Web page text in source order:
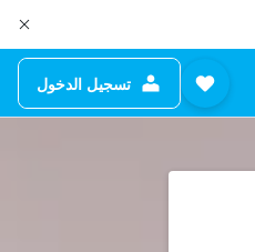
تسجيل الدخول